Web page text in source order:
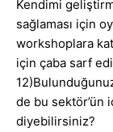
Kendimi
sağlaması için
workshoplara
için çaba sarf
de bu sektör’ün
diyebilirsiniz?